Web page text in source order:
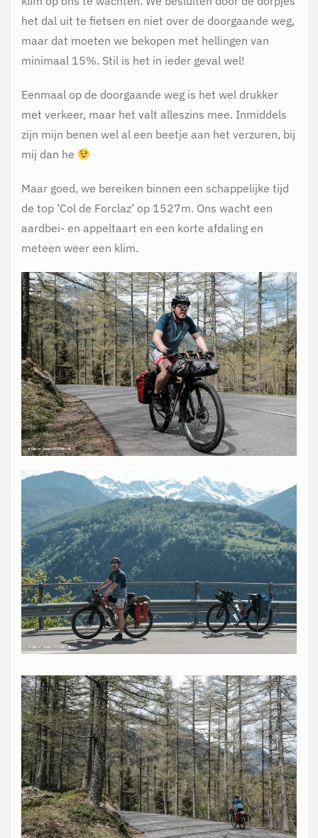
het dal uit te fietsen en niet over de doorgaande weg,
maar dat moeten we bekopen met hellingen van
minimaal 15%. Stil is het in ieder geval wel!
Eenmaal op de doorgaande weg is het wel drukker
met verkeer, maar het valt alleszins mee. Inmiddels
zijn mijn benen wel al een beetje aan het verzuren, bij
mij dan he
Maar goed, we bereiken binnen een schappelijke tijd
de top ‘Col de Forclaz’ op 1527m. Ons wacht een
aardbei- en appeltaart en een korte afdaling en
meteen weer een klim.